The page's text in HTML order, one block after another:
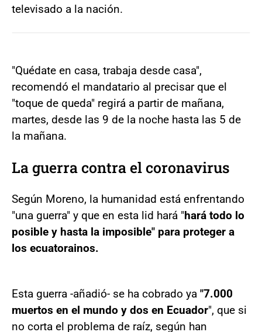
televisado a la nación.
"Quédate en casa, trabaja desde casa",
recomendó el mandatario al precisar que el
"toque de queda" regirá a partir de mañana,
martes, desde las 9 de la noche hasta las 5 de
la mañana.
La guerra contra el coronavirus
Según Moreno, la humanidad está enfrentando
"una guerra" y que en esta lid hará "hará todo lo
posible y hasta la imposible" para proteger a
los ecuatorainos.
Esta guerra -añadió- se ha cobrado ya "7.000
muertos en el mundo y dos en Ecuador", que si
no corta el problema de raíz, según han